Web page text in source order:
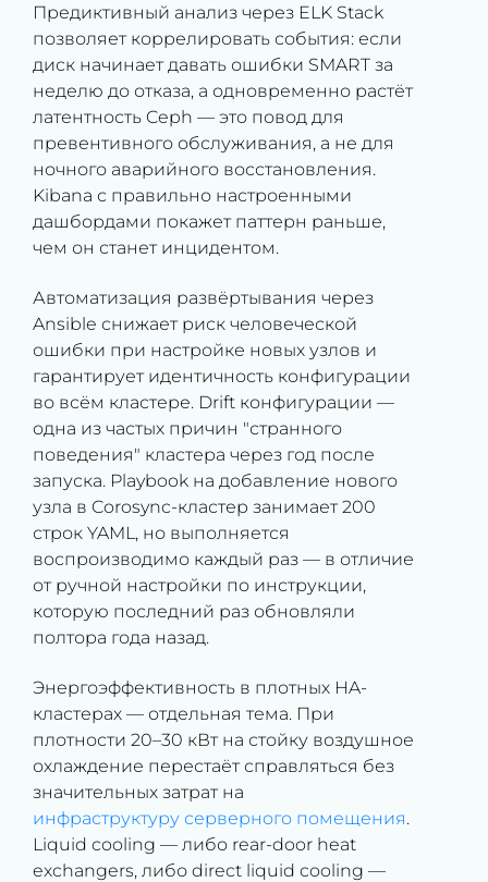
Предиктивный анализ через ELK Stack
позволяет коррелировать события: если
диск начинает давать ошибки SMART за
неделю до отказа, а одновременно растёт
латентность Ceph — это повод для
превентивного обслуживания, а не для
ночного аварийного восстановления.
Kibana с правильно настроенными
дашбордами покажет паттерн раньше,
чем он станет инцидентом.
Автоматизация развёртывания через
Ansible снижает риск человеческой
ошибки при настройке новых узлов и
гарантирует идентичность конфигурации
во всём кластере. Drift конфигурации —
одна из частых причин "странного
поведения" кластера через год после
запуска. Playbook на добавление нового
узла в Corosync-кластер занимает 200
строк YAML, но выполняется
воспроизводимо каждый раз — в отличие
от ручной настройки по инструкции,
которую последний раз обновляли
полтора года назад.
Энергоэффективность в плотных HA-
кластерах — отдельная тема. При
плотности 20–30 кВт на стойку воздушное
охлаждение перестаёт справляться без
значительных затрат на
инфраструктуру серверного помещения.
Liquid cooling — либо rear-door heat
exchangers, либо direct liquid cooling —